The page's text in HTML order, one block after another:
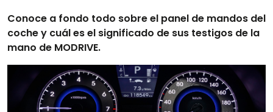
Conoce a fondo todo sobre el panel de mandos del
coche y cuál es el significado de sus testigos de la
mano de MODRIVE.